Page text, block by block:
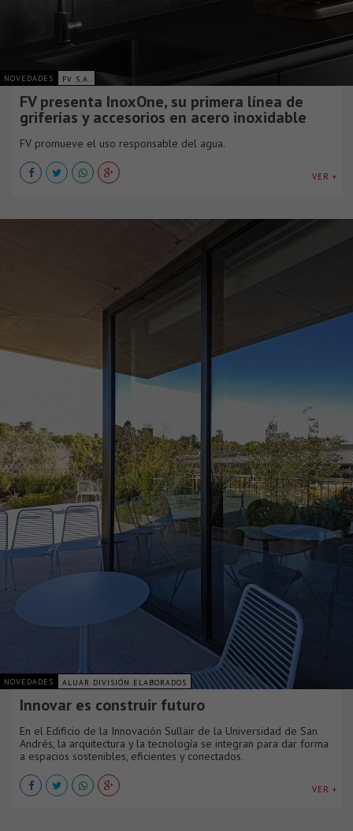
NOVEDADES FV S.A.
FV presenta InoxOne, su primera línea de
griferías y accesorios en acero inoxidable
FV promueve el uso responsable del agua.
VER +
NOVEDADES ALUAR DIVISIÓN ELABORADOS
Innovar es construir futuro
En el Edificio de la Innovación Sullair de la Universidad de San
Andrés, la arquitectura y la tecnología se integran para dar forma
a espacios sostenibles, eficientes y conectados.
VER +